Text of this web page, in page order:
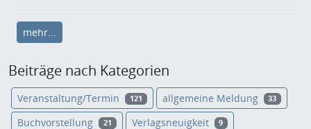
mehr...
Beiträge nach Kategorien
Veranstaltung/Termin 121 allgemeine Meldung 33
Buchvorstellung 21 Verlagsneuigkeit 9